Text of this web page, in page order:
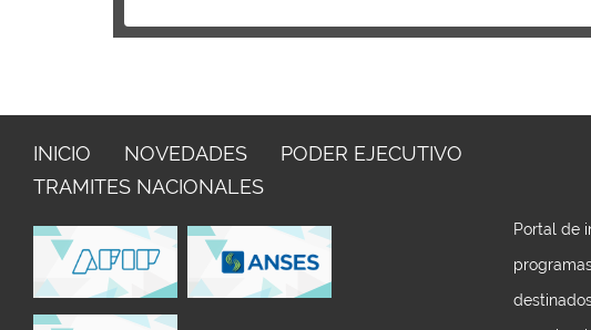
INICIO NOVEDADES
PODER EJECUTIVO
TRAMITES NACIONALES
Portal de